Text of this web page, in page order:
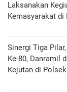
Laksanakan
Kemasyarakat
Sinergi Tiga
Ke-80, Danramil
Kejutan di Polsek